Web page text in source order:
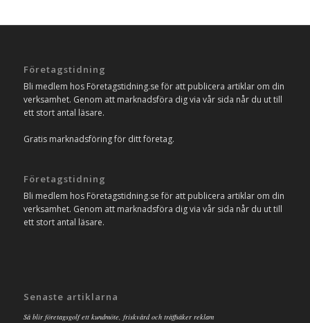
Företagstidning
Bli medlem hos Företagstidning.se för att publicera artiklar om din
verksamhet. Genom att marknadsföra dig via vår sida når du ut till
ett stort antal läsare.
Gratis marknadsföring för ditt företag.
Företagstidning
Bli medlem hos Företagstidning.se för att publicera artiklar om din
verksamhet. Genom att marknadsföra dig via vår sida når du ut till
ett stort antal läsare.
Senaste artiklarna
Så blir företagsgolf ett kundmöte, friskvård och träffsäker reklam